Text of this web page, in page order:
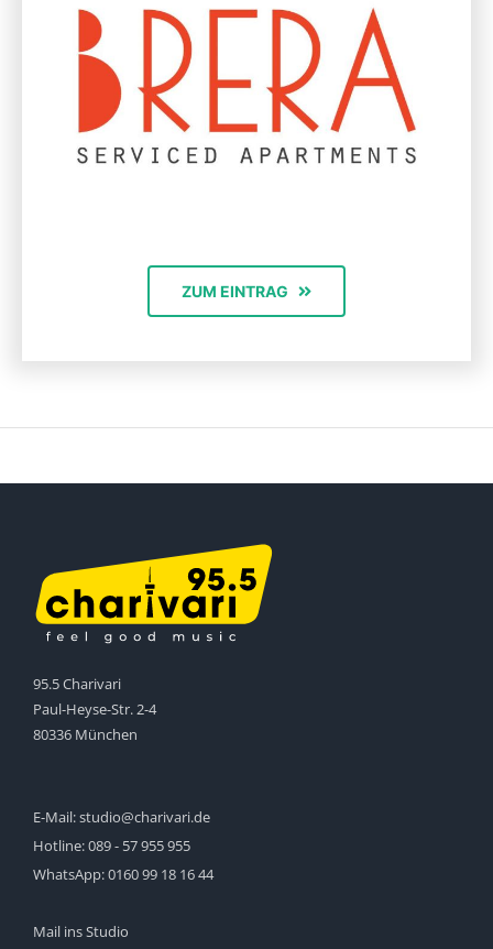
ZUM EINTRAG
95.5 Charivari
Paul-Heyse-Str. 2-4
80336 München
E-Mail:studio@charivari.de
Hotline:089 - 57 955 955
WhatsApp:0160 99 18 16 44
Mail ins Studio